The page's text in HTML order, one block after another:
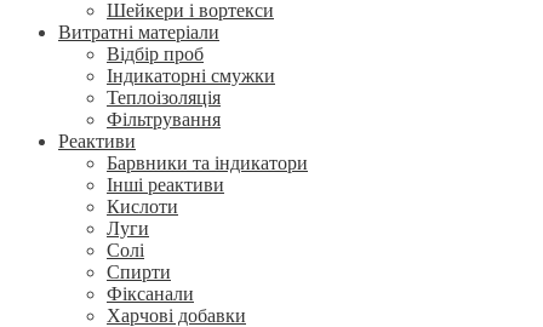
Шейкери і вортекси
Витратні матеріали
Відбір проб
Індикаторні смужки
Теплоізоляція
Фільтрування
Реактиви
Барвники та індикатори
Інші реактиви
Кислоти
Луги
Солі
Спирти
Фіксанали
Харчові добавки